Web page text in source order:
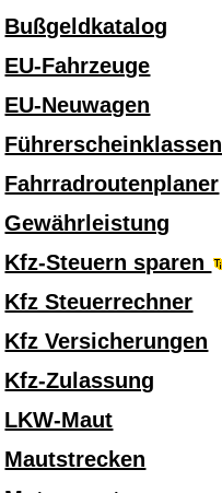
Bußgeldkatalog
EU-Fahrzeuge
EU-Neuwagen
Führerscheinklassen
Fahrradroutenplaner
Gewährleistung
Kfz-Steuern sparen
Kfz Steuerrechner
Kfz Versicherungen
Kfz-Zulassung
LKW-Maut
Mautstrecken